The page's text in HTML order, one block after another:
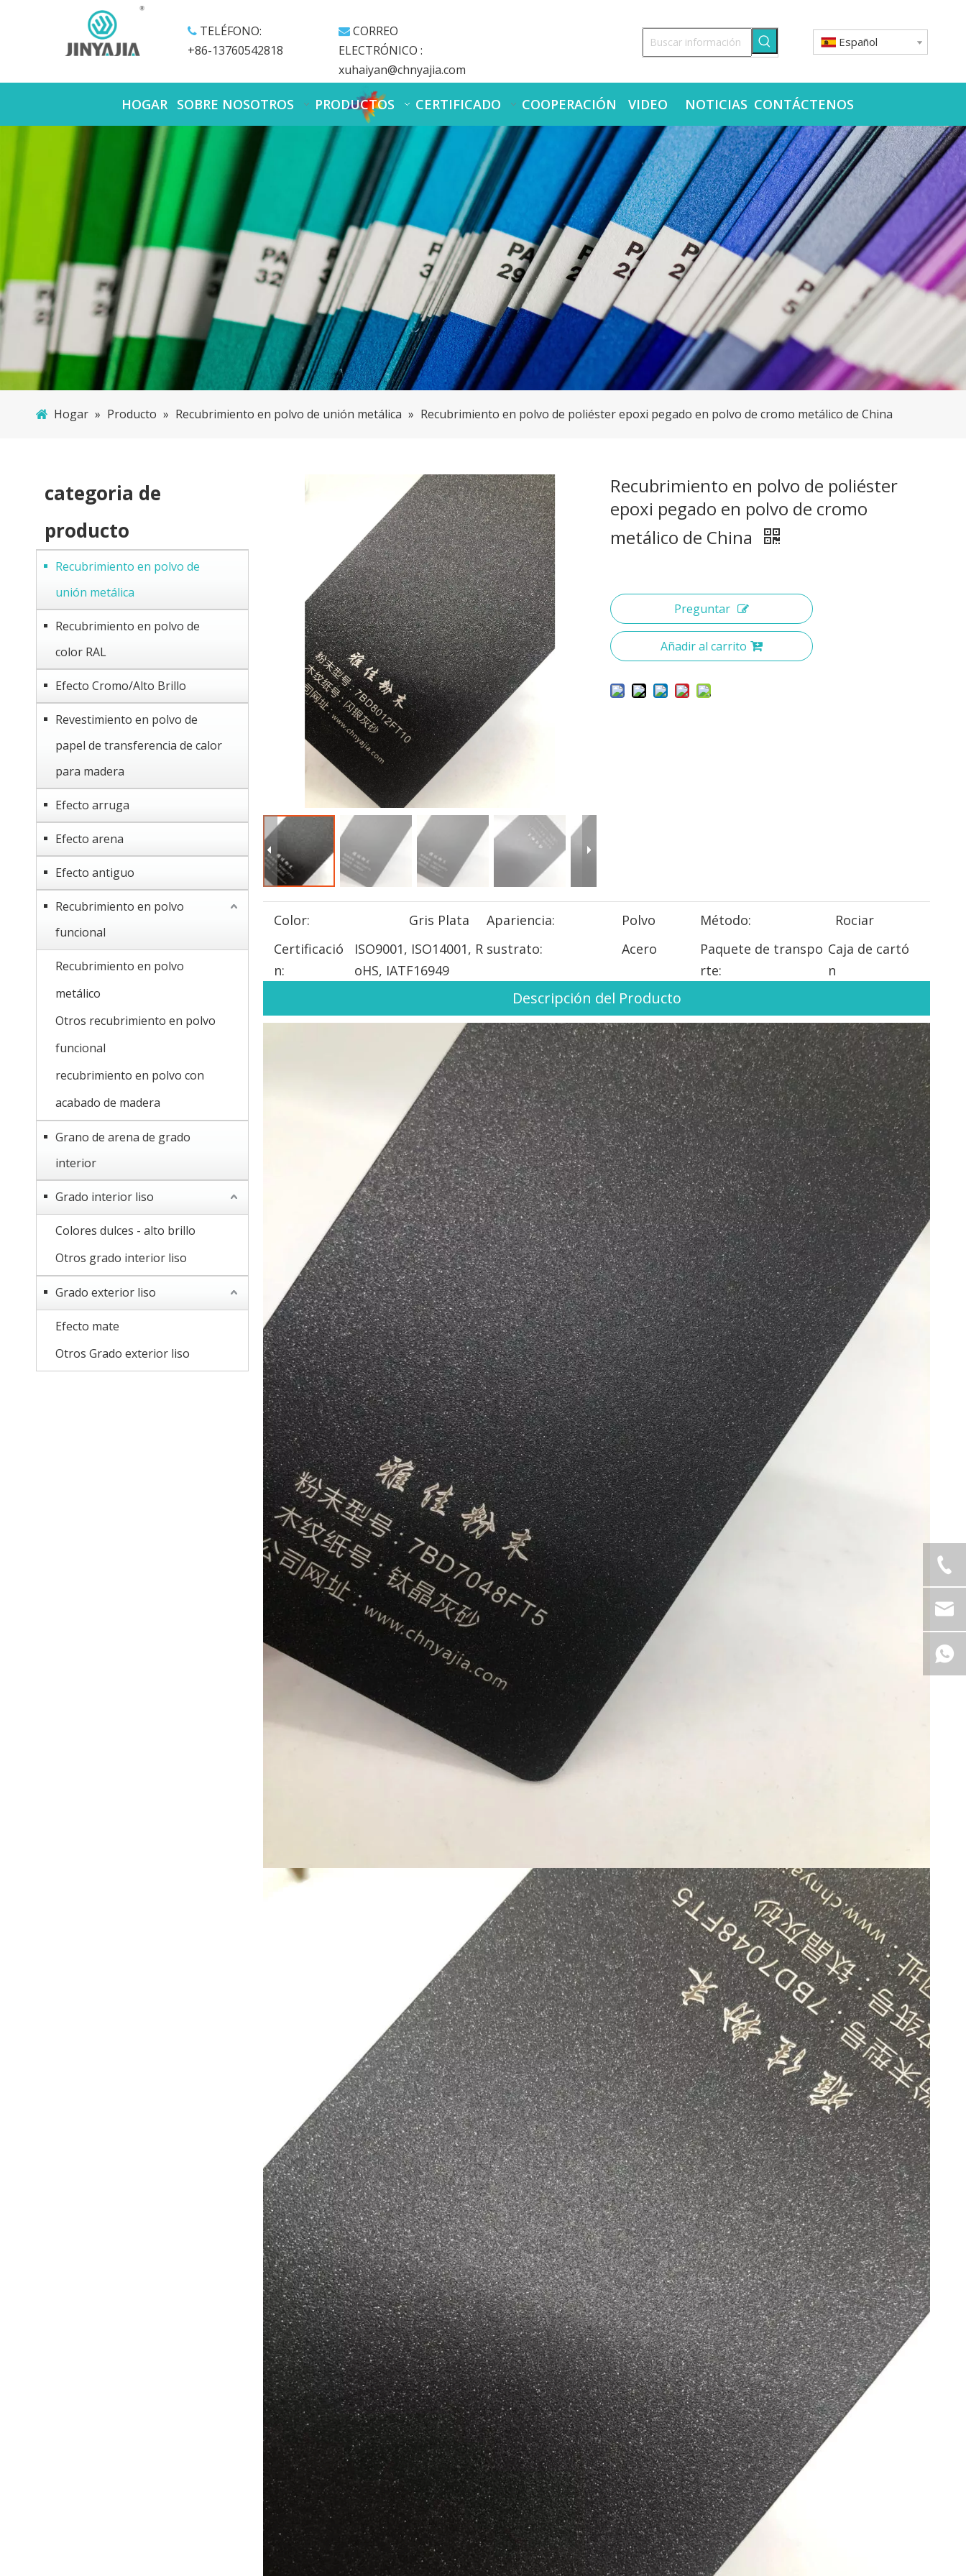
TELÉFONO:
+86-13760542818
 CORREO
ELECTRÓNICO :
xuhaiyan@chnyajia.com
Español
HOGAR SOBRE NOSOTROS PRODUCTOS CERTIFICADO COOPERACIÓN VIDEO NOTICIAS CONTÁCTENOS
Hogar » Producto » Recubrimiento en polvo de unión metálica » Recubrimiento en polvo de poliéster epoxi pegado en polvo de cromo metálico de China
categoria de
producto
Recubrimiento en polvo de
unión metálica
Recubrimiento en polvo de
color RAL
Efecto Cromo/Alto Brillo
Revestimiento en polvo de
papel de transferencia de calor
para madera
Efecto arruga
Efecto arena
Efecto antiguo
Recubrimiento en polvo
funcional
Recubrimiento en polvo
metálico
Otros recubrimiento en polvo
funcional
recubrimiento en polvo con
acabado de madera
Grano de arena de grado
interior
Grado interior liso
Colores dulces - alto brillo
Otros grado interior liso
Grado exterior liso
Efecto mate
Otros Grado exterior liso
Recubrimiento en polvo de poliéster
epoxi pegado en polvo de cromo
metálico de China
Preguntar
Añadir al carrito
Color: Gris Plata Apariencia: Polvo Método:
Rociar
Certificació
n:
ISO9001, ISO14001, R
oHS, IATF16949
sustrato: Acero
Paquete de transpo
rte:
Caja de cartó
n
Descripción del Producto